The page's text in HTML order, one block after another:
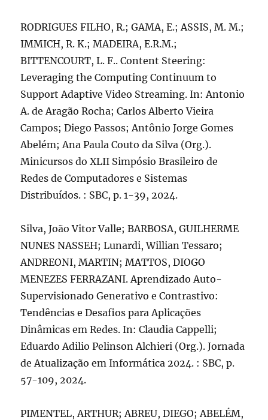
RODRIGUES FILHO, R.; GAMA, E.; ASSIS, M. M.;
IMMICH, R. K.; MADEIRA, E.R.M.;
BITTENCOURT, L. F.. Content Steering:
Leveraging the Computing Continuum to
Support Adaptive Video Streaming. In: Antonio
A. de Aragão Rocha; Carlos Alberto Vieira
Campos; Diego Passos; Antônio Jorge Gomes
Abelém; Ana Paula Couto da Silva (Org.).
Minicursos do XLII Simpósio Brasileiro de
Redes de Computadores e Sistemas
Distribuídos. : SBC, p. 1-39, 2024.
Silva, João Vitor Valle; BARBOSA, GUILHERME
NUNES NASSEH; Lunardi, Willian Tessaro;
ANDREONI, MARTIN; MATTOS, DIOGO
MENEZES FERRAZANI. Aprendizado Auto-
Supervisionado Generativo e Contrastivo:
Tendências e Desafios para Aplicações
Dinâmicas em Redes. In: Claudia Cappelli;
Eduardo Adilio Pelinson Alchieri (Org.). Jornada
de Atualização em Informática 2024. : SBC, p.
57-109, 2024.
PIMENTEL, ARTHUR; ABREU, DIEGO; ABELÉM,